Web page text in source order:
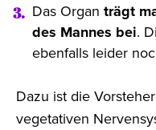
Das Organ trägt
des Mannes bei.
ebenfalls leider
Dazu ist die
vegetativen